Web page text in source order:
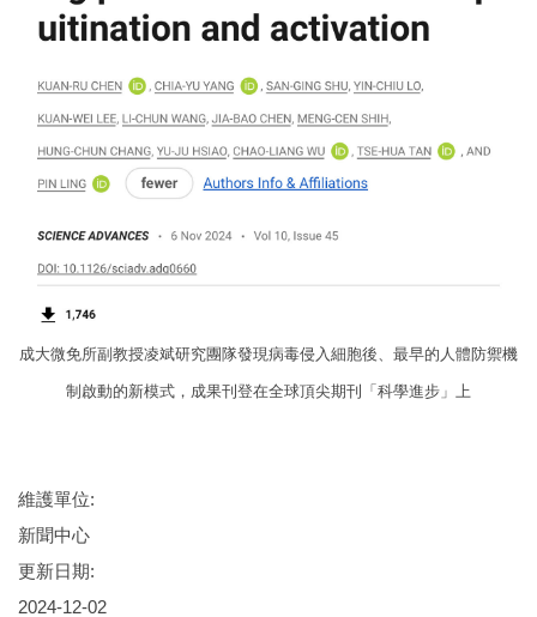
成大微免所副教授凌斌研究團隊發現病毒侵入細胞後、最早的人體防禦機
制啟動的新模式，成果刊登在全球頂尖期刊「科學進步」上
維護單位:
新聞中心
更新日期:
2024-12-02